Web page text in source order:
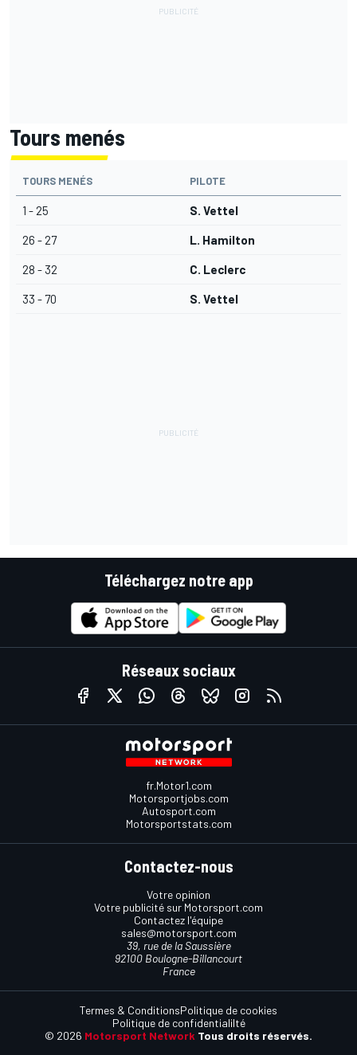
Tours menés
TOURS MENÉS PILOTE
1 - 25 S. Vettel
26 - 27 L. Hamilton
28 - 32 C. Leclerc
33 - 70 S. Vettel
Téléchargez notre app
Réseaux sociaux
fr.Motor1.com
Motorsportjobs.com
Autosport.com
Motorsportstats.com
Contactez-nous
Votre opinion
Votre publicité sur Motorsport.com
Contactez l'équipe
sales@motorsport.com
39, rue de la Saussière
92100 Boulogne-Billancourt
France
© 2026 Motorsport Network Tous droits réservés.
Termes & ConditionsPolitique de cookies
Politique de confidentialilté